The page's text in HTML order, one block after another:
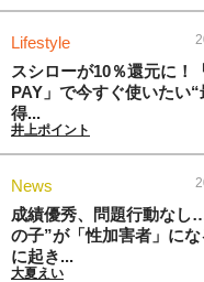
Lifestyle
スシローが10％還元に！
PAY」で今すぐ使いたい“
得...
井上ポイント
News
成績優秀、問題行動なし
の子”が「性加害者」に
に起き...
大夏えい